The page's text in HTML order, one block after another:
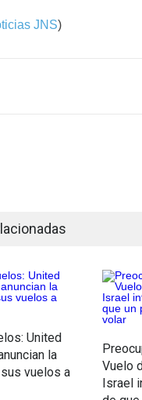
JNS)
United
la
vuelos a
Vuelo
Israel